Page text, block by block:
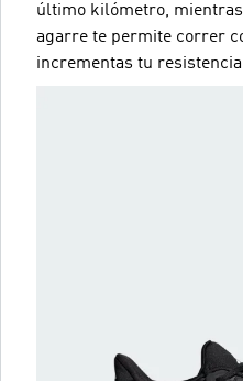
último kilómetro,
agarre te permite correr
incrementas tu